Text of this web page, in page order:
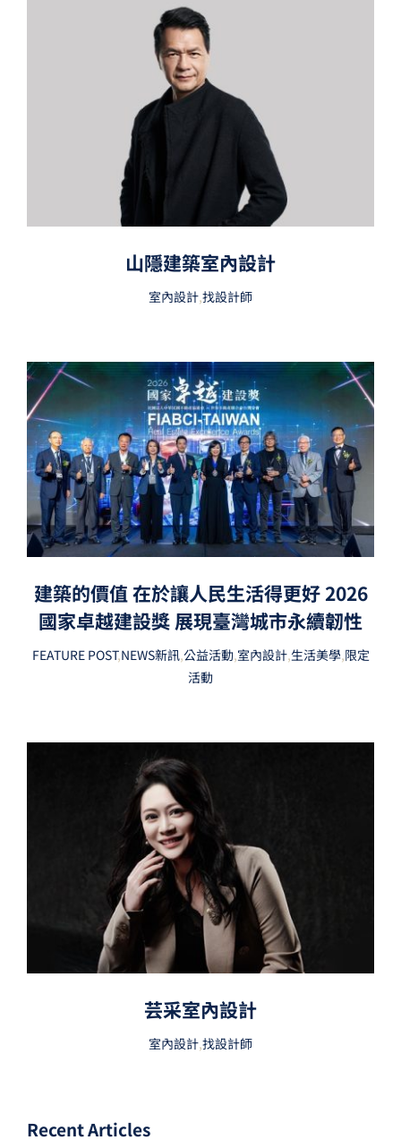
山隱建築室內設計
室內設計,找設計師
建築的價值 在於讓人民生活得更好 2026
國家卓越建設獎 展現臺灣城市永續韌性
FEATURE POST,NEWS新訊,公益活動,室內設計,生活美學,限定
活動
芸采室內設計
室內設計,找設計師
Recent Articles